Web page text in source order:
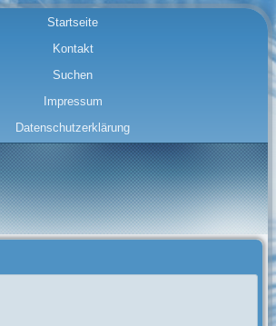
Startseite
Kontakt
Suchen
Impressum
Datenschutzerklärung